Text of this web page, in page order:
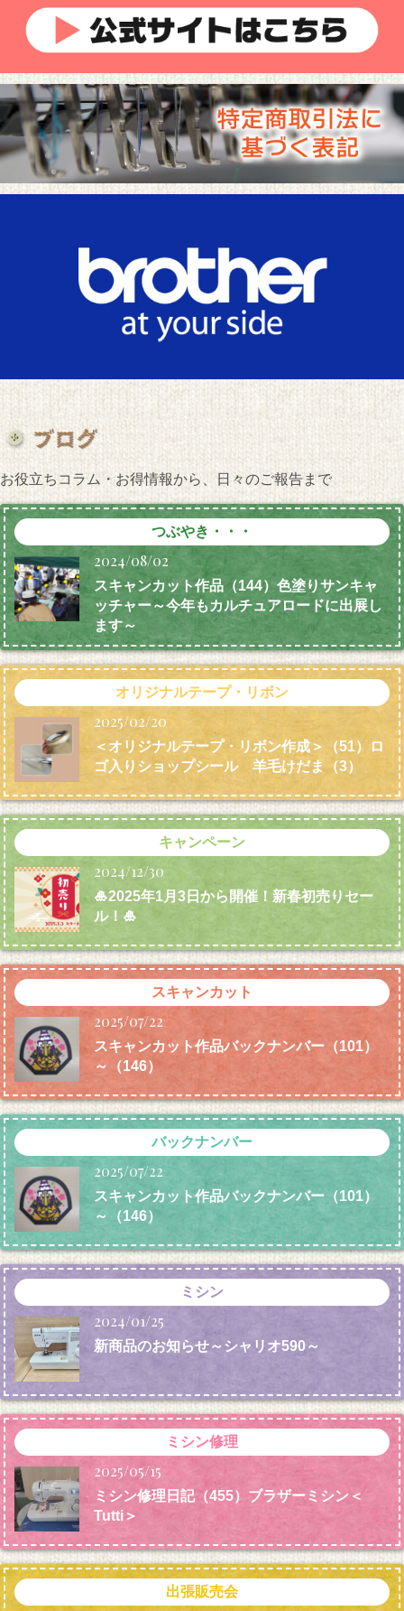
お役立ちコラム・お得情報から、日々のご報告まで
つぶやき・・・
2024/08/02
スキャンカット作品（144）色塗りサンキャ
ッチャー～今年もカルチュアロードに出展し
ます～
オリジナルテープ・リボン
2025/02/20
＜オリジナルテープ・リボン作成＞（51）ロ
ゴ入りショップシール 羊毛けだま （3）
キャンペーン
2024/12/30
🎍2025年1月3日から開催！新春初売りセー
ル！🎍
スキャンカット
2025/07/22
スキャンカット作品バックナンバー（101）
～（146）
バックナンバー
2025/07/22
スキャンカット作品バックナンバー（101）
～（146）
ミシン
2024/01/25
新商品のお知らせ～シャリオ590～
ミシン修理
2025/05/15
ミシン修理日記（455）ブラザーミシン＜
Tutti＞
出張販売会